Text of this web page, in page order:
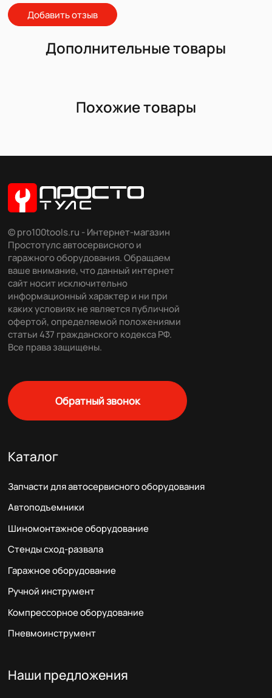
Добавить отзыв
Дополнительные товары
Похожие товары
© pro100tools.ru - Интернет-магазин
Простотулс автосервисного и
гаражного оборудования. Обращаем
ваше внимание, что данный интернет
сайт носит исключительно
информационный характер и ни при
каких условиях не является публичной
офертой, определяемой положениями
статьи 437 гражданского кодекса РФ.
Все права защищены.
Обратный звонок
Каталог
Запчасти для автосервисного оборудования
Автоподъемники
Шиномонтажное оборудование
Стенды сход-развала
Гаражное оборудование
Ручной инструмент
Компрессорное оборудование
Пневмоинструмент
Наши предложения